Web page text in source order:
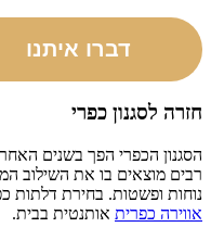
דברו איתנו
חזרה לסגנון כפרי
הסגנון הכפרי הפך בשנים
רבים מוצאים בו את השילוב
נוחות ופשטות. בחירת דלתות
אווירה כפרית אותנטית בבית.